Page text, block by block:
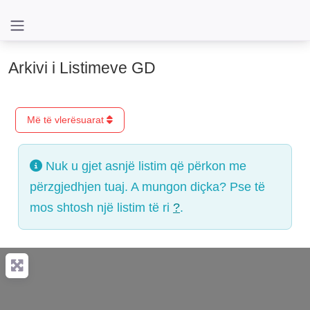
Arkivi i Listimeve GD
Më të vlerësuarat
Nuk u gjet asnjë listim që përkon me
përzgjedhjen tuaj. A mungon diçka? Pse të
mos shtosh një listim të ri ?.